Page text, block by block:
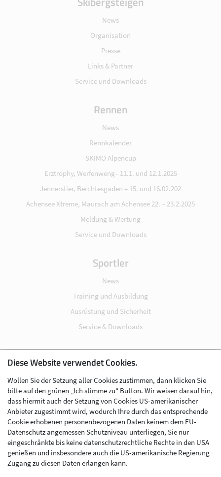
News
Organisation
Presse
Links & Partner
Service und Downloads
Rennen
News
Rennkalender
SKIMO Alpencup
Erztrophy, Werfenweng– 11.1. und 12.1.2025
Jennerstier, Berchtesgaden – 15. und 16.02.202
Achensee Xtreme, Maurach am Achensee 22. – 23.2.2025
Meldung & Wertung
Service und Downloads
Sportler
News
Training und Ausbildung
Ausrüstung und Sicherheit
Service & Downloads
Impressum
Datenschutz
Cookie-Einstellungen
AGB
Kontakt
Werben im Skibergsteigen
Diese Website verwendet Cookies.
Wollen Sie der Setzung aller Cookies zustimmen, dann klicken Sie
bitte auf den grünen „Ich stimme zu“ Button. Wir weisen darauf hin,
dass hiermit auch der Setzung von Cookies US-amerikanischer
Anbieter zugestimmt wird, wodurch Ihre durch das entsprechende
Cookie erhobenen personenbezogenen Daten keinem dem EU-
Datenschutz angemessen Schutzniveau unterliegen, Sie nur
eingeschränkte bis keine datenschutzrechtliche Rechte in den USA
genießen und insbesondere auch die US-amerikanische Regierung
Zugang zu diesen Daten erlangen kann.